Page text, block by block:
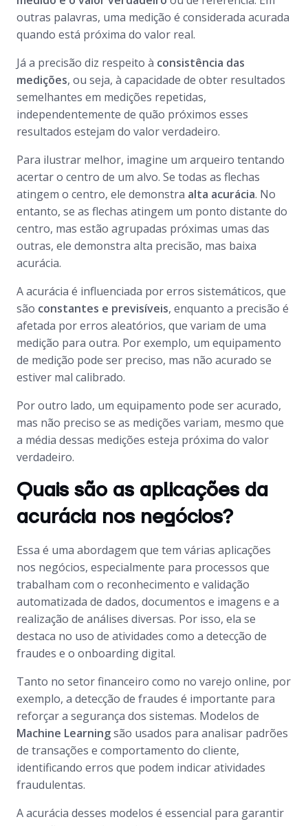
outras palavras, uma medição é considerada acurada
quando está próxima do valor real.
Já a precisão diz respeito à consistência das
medições, ou seja, à capacidade de obter resultados
semelhantes em medições repetidas,
independentemente de quão próximos esses
resultados estejam do valor verdadeiro.
Para ilustrar melhor, imagine um arqueiro tentando
acertar o centro de um alvo. Se todas as flechas
atingem o centro, ele demonstra alta acurácia. No
entanto, se as flechas atingem um ponto distante do
centro, mas estão agrupadas próximas umas das
outras, ele demonstra alta precisão, mas baixa
acurácia.
A acurácia é influenciada por erros sistemáticos, que
são constantes e previsíveis, enquanto a precisão é
afetada por erros aleatórios, que variam de uma
medição para outra. Por exemplo, um equipamento
de medição pode ser preciso, mas não acurado se
estiver mal calibrado.
Por outro lado, um equipamento pode ser acurado,
mas não preciso se as medições variam, mesmo que
a média dessas medições esteja próxima do valor
verdadeiro.
Quais são as aplicações da
acurácia nos negócios?
Essa é uma abordagem que tem várias aplicações
nos negócios, especialmente para processos que
trabalham com o reconhecimento e validação
automatizada de dados, documentos e imagens e a
realização de análises diversas. Por isso, ela se
destaca no uso de atividades como a detecção de
fraudes e o onboardingdigital.
Tanto no setor financeiro como no varejo online, por
exemplo, a detecção de fraudes é importante para
reforçar a segurança dos sistemas. Modelos de
Machine Learningsão usados para analisar padrões
de transações e comportamento do cliente,
identificando erros que podem indicar atividades
fraudulentas.
A acurácia desses modelos é essencial para garantir